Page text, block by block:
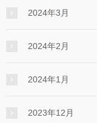
2024年3月
2024年2月
2024年1月
2023年12月